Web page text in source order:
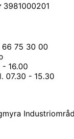
3981000201
66 75 30 00
16.00
07.30 - 15.30